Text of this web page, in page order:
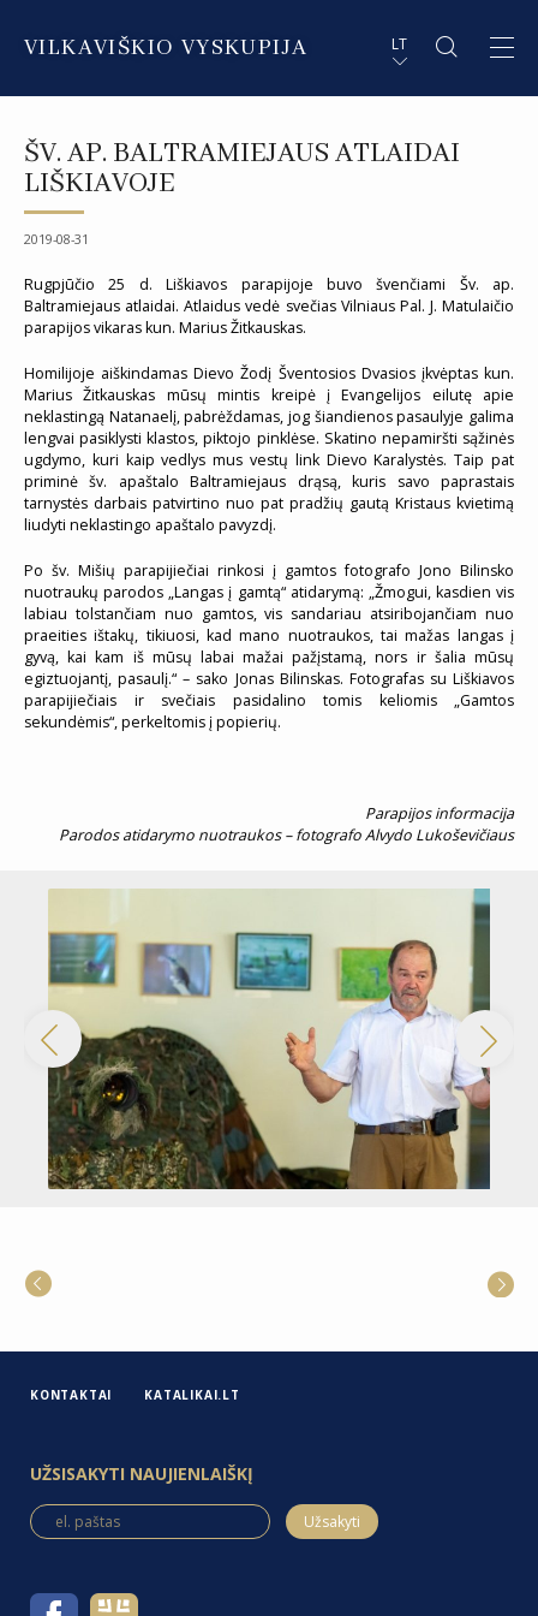
VILKAVIŠKIO VYSKUPIJA LT
DVASININKAI
DEKANATAI IR PARAPIJOS
PAŠVĘSTAS GYVENIMAS
IT SOMMARIO
ŠV. AP. BALTRAMIEJAUS ATLAIDAI
LIŠKIAVOJE
2019-08-31
Rugpjūčio 25 d. Liškiavos parapijoje buvo švenčiami Šv. ap.
Baltramiejaus atlaidai. Atlaidus vedė svečias Vilniaus Pal. J. Matulaičio
parapijos vikaras kun. Marius Žitkauskas.
Homilijoje aiškindamas Dievo Žodį Šventosios Dvasios įkvėptas kun.
Marius Žitkauskas mūsų mintis kreipė į Evangelijos eilutę apie
neklastingą Natanaelį, pabrėždamas, jog šiandienos pasaulyje galima
lengvai pasiklysti klastos, piktojo pinklėse. Skatino nepamiršti sąžinės
ugdymo, kuri kaip vedlys mus vestų link Dievo Karalystės. Taip pat
priminė šv. apaštalo Baltramiejaus drąsą, kuris savo paprastais
tarnystės darbais patvirtino nuo pat pradžių gautą Kristaus kvietimą
liudyti neklastingo apaštalo pavyzdį.
Po šv. Mišių parapijiečiai rinkosi į gamtos fotografo Jono Bilinsko
nuotraukų parodos „Langas į gamtą“ atidarymą: „Žmogui, kasdien vis
labiau tolstančiam nuo gamtos, vis sandariau atsiribojančiam nuo
praeities ištakų, tikiuosi, kad mano nuotraukos, tai mažas langas į
gyvą, kai kam iš mūsų labai mažai pažįstamą, nors ir šalia mūsų
egiztuojantį, pasaulį.“ – sako Jonas Bilinskas. Fotografas su Liškiavos
parapijiečiais ir svečiais pasidalino tomis keliomis „Gamtos
sekundėmis“, perkeltomis į popierių.
Parapijos informacija
Parodos atidarymo nuotraukos – fotografo Alvydo Lukoševičiaus
KONTAKTAI KATALIKAI.LT
UŽSISAKYTI NAUJIENLAIŠKĮ